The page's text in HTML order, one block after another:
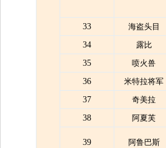
33
海盗头目
34
露比
35
喷火兽
36
米特拉将军
37
奇美拉
38
阿夏芙
39 阿鲁巴斯